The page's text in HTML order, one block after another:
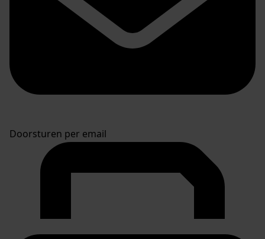
Doorsturen per email